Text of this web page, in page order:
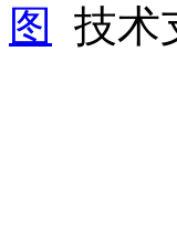
图
技术